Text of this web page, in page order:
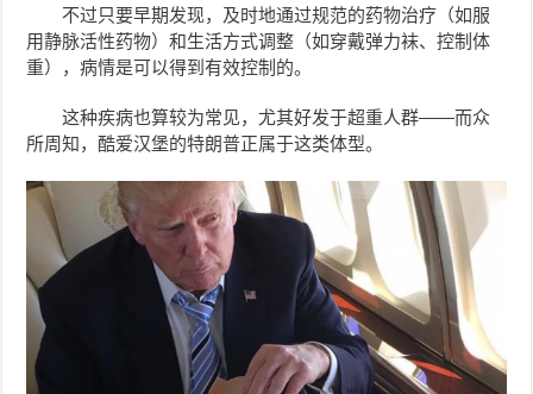
不过只要早期发现，及时地通过规范的药物治疗（如服
用静脉活性药物）和生活方式调整（如穿戴弹力袜、控制体
重），病情是可以得到有效控制的。
这种疾病也算较为常见，尤其好发于超重人群——而众
所周知，酷爱汉堡的特朗普正属于这类体型。